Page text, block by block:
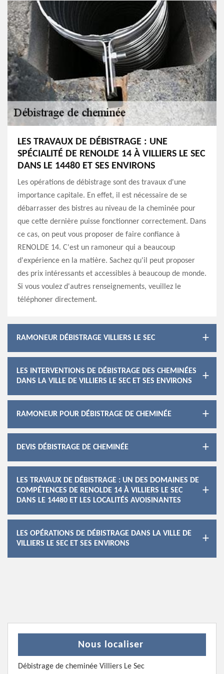
LES TRAVAUX DE DÉBISTRAGE : UNE
SPÉCIALITÉ DE RENOLDE 14 À VILLIERS LE SEC
DANS LE 14480 ET SES ENVIRONS
Les opérations de débistrage sont des travaux d'une
importance capitale. En effet, il est nécessaire de se
débarrasser des bistres au niveau de la cheminée pour
que cette dernière puisse fonctionner correctement. Dans
ce cas, on peut vous proposer de faire confiance à
RENOLDE 14. C'est un ramoneur qui a beaucoup
d'expérience en la matière. Sachez qu'il peut proposer
des prix intéressants et accessibles à beaucoup de monde.
Si vous voulez d'autres renseignements, veuillez le
téléphoner directement.
RAMONEUR DÉBISTRAGE VILLIERS LE SEC
LES INTERVENTIONS DE DÉBISTRAGE DES CHEMINÉES
DANS LA VILLE DE VILLIERS LE SEC ET SES ENVIRONS
RAMONEUR POUR DÉBISTRAGE DE CHEMINÉE
DEVIS DÉBISTRAGE DE CHEMINÉE
LES TRAVAUX DE DÉBISTRAGE : UN DES DOMAINES DE
COMPÉTENCES DE RENOLDE 14 À VILLIERS LE SEC
DANS LE 14480 ET LES LOCALITÉS AVOISINANTES
LES OPÉRATIONS DE DÉBISTRAGE DANS LA VILLE DE
VILLIERS LE SEC ET SES ENVIRONS
Nous localiser
Débistrage de cheminée Villiers Le Sec